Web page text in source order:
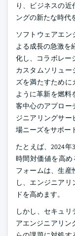
り、ビジネスの
ングの新たな時代
ソフトウェアエ
よる成長の急激を
化し、コラボレー
カスタムソリュー
ズを満たすために
ように革新を燃料
客中心のアプロー
ジニアリングサー
場ニーズをサポー
たとえば、2024年
時間対価値を高め
フォームは、生産
し、エンジニア
ドを高めます。
しかし、セキュ
アエンジニアリン